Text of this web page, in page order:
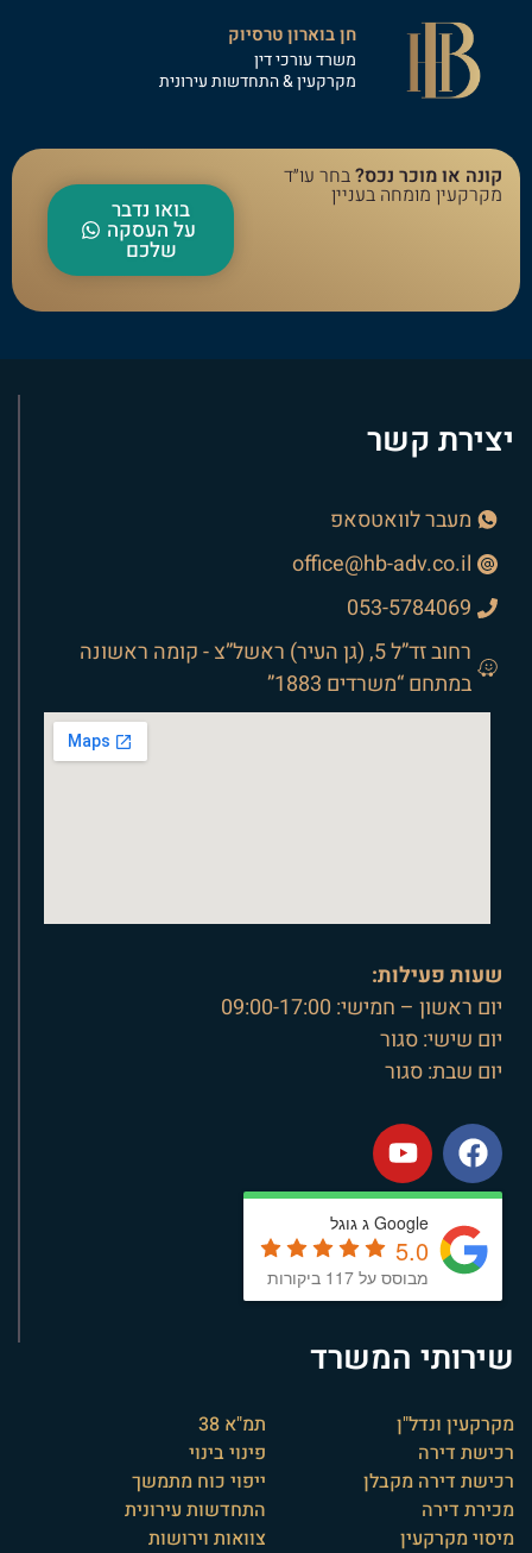
חן בוארון טרסיוק
משרד עורכי דין
מקרקעין & התחדשות עירונית
קונה או מוכר נכס?בחר עו״ד
מקרקעין מומחה בעניין בואו נדבר
על העסקה
שלכם
יצירת קשר
מעבר לוואטסאפ
office@hb-adv.co.il
053-5784069
רחוב זד”ל 5, (גן העיר) ראשל”צ - קומה ראשונה
במתחם “משרדים 1883”
שעות פעילות:
יום ראשון – חמישי: 09:00-17:00
יום שישי: סגור
יום שבת: סגור
Google ג גוגל
5.0
מבוסס על 117 ביקורות
שירותי המשרד
מקרקעין ונדל"ן
רכישת דירה
רכישת דירה מקבלן
מכירת דירה
מיסוי מקרקעין
תמ"א 38
פינוי בינוי
ייפוי כוח מתמשך
התחדשות עירונית
צוואות וירושות